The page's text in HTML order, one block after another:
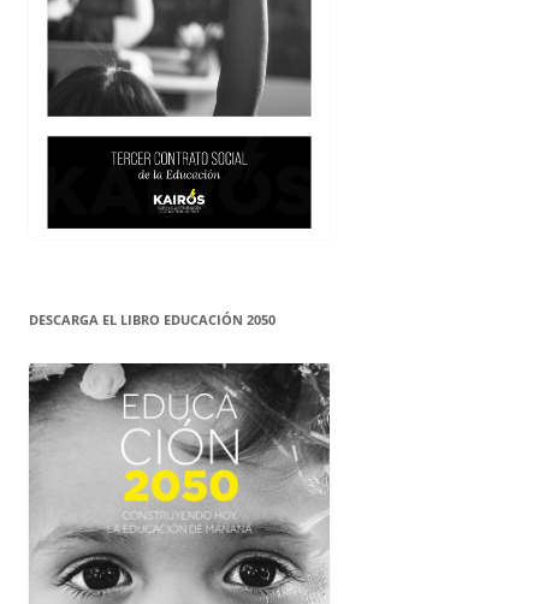
DESCARGA EL LIBRO EDUCACIÓN 2050